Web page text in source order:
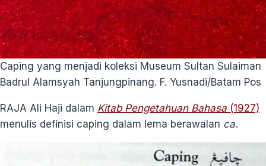
Caping yang menjadi koleksi Museum Sultan Sulaiman
Badrul Alamsyah Tanjungpinang. F. Yusnadi/Batam Pos
RAJA Ali Haji dalam Kitab Pengetahuan Bahasa (1927)
menulis definisi caping dalam lema berawalan ca.